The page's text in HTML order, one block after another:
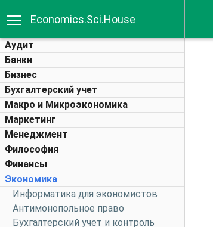
Economics.Sci.House
Аудит
Банки
Бизнес
Бухгалтерский учет
Макро и Микроэкономика
Маркетинг
Менеджмент
Философия
Финансы
Экономика
Информатика для экономистов
Антимонопольное право
Бухгалтерский учет и контроль